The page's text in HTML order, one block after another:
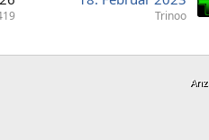
Trinoo